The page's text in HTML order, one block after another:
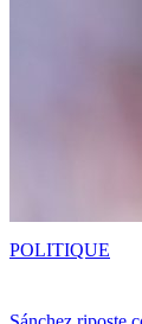
POLITIQUE